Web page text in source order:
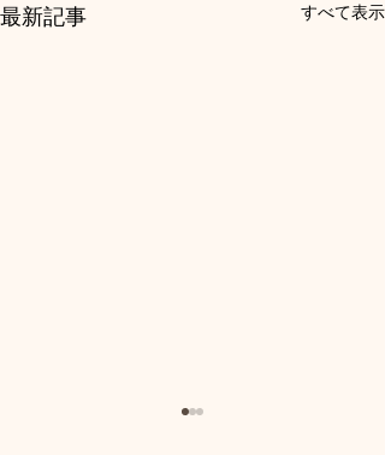
最新記事 すべて表示